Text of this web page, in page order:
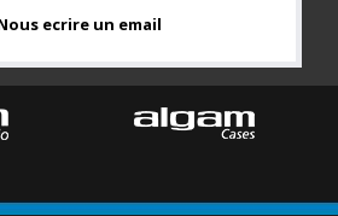
ecrire un email